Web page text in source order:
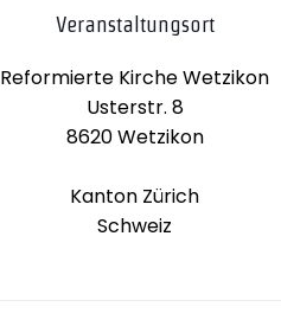
Veranstaltungsort
Reformierte Kirche Wetzikon
Usterstr. 8
8620 Wetzikon
Kanton Zürich
Schweiz